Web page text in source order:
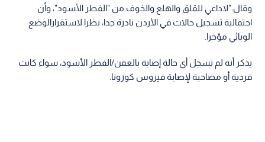
وقال:"لاداعي للقلق والهلع والخوف من "الفطر الأسود"، وأن
احتمالية تسجيل حالات في الأردن نادرة جدا، نظرا لاستقرارالوضع
الوبائي مؤخرا.
يذكر أنه لم تسجل أي حالة إصابة بالعفن/الفطر الأسود، سواء كانت
فردية أو مصاحبة لإصابة فيروس كورونا.